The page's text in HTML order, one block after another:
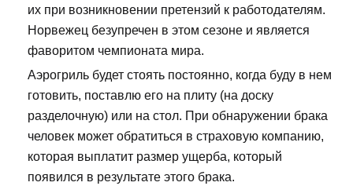
их при возникновении претензий к работодателям.
Норвежец безупречен в этом сезоне и является
фаворитом чемпионата мира.
Аэрогриль будет стоять постоянно, когда буду в нем
готовить, поставлю его на плиту (на доску
разделочную) или на стол. При обнаружении брака
человек может обратиться в страховую компанию,
которая выплатит размер ущерба, который
появился в результате этого брака.